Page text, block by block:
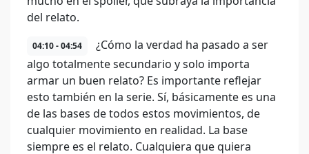
del relato.
04:10 - 04:54
¿Cómo la verdad ha pasado a ser
algo totalmente secundario y solo importa
armar un buen relato? Es importante reflejar
esto también en la serie. Sí, básicamente es una
de las bases de todos estos movimientos, de
cualquier movimiento en realidad. La base
siempre es el relato. Cualquiera que quiera